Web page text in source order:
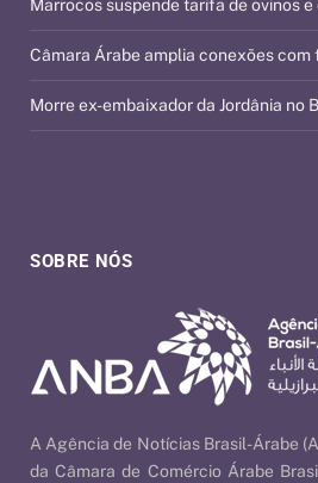
SOBRE NÓS
A Agência de Notícias Brasil-Árabe
da Câmara de Comércio Árabe
Marrocos suspende tarifa de ovinos e
Câmara Árabe amplia conexões com
Morre ex-embaixador da Jordânia no